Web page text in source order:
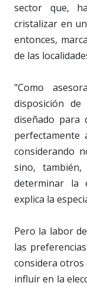
sector que,
cristalizar en
entonces,
de las
"Como
disposición
diseñado para
perfectamente
considerando
sino,
determinar la
explica la
Pero la labor
las
considera otros
influir en la